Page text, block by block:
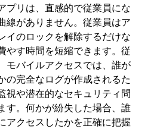
プリは、直感的で従業員にな
線がありません。従業員はア
イのロックを解除するだけな
やす時間を短縮できます。従
モバイルアクセスでは、誰が
の完全なログが作成されるた
視や潜在的なセキュリティ問
す。何かが紛失した場合、誰
アクセスしたかを正確に把握